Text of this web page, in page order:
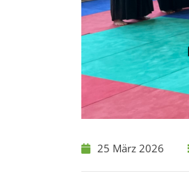
25 März 2026